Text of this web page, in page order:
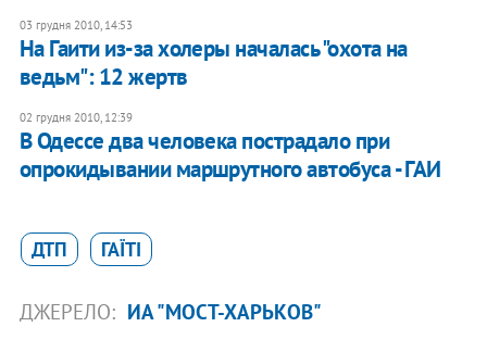
03 грудня 2010, 14:53
На Гаити из-за холеры началась "охота на
ведьм": 12 жертв
02 грудня 2010, 12:39
В Одессе два человека пострадало при
опрокидывании маршрутного автобуса - ГАИ
ДТП ГАЇТІ
ДЖЕРЕЛО: ИА "МОСТ-ХАРЬКОВ"